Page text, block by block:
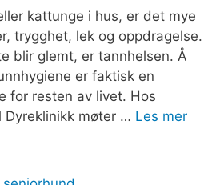
kattunge i hus, er det mye
trygghet, lek og oppdragelse.
blir glemt, er tannhelsen. Å
er faktisk en
for resten av livet. Hos
Dyreklinikk møter … Les mer